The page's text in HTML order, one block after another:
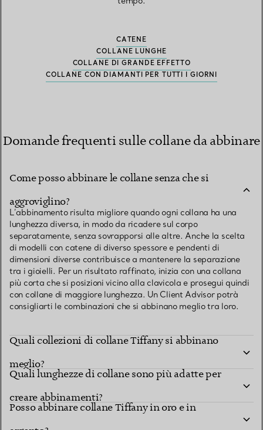
CATENE
COLLANE LUNGHE
COLLANE DI GRANDE EFFETTO
COLLANE CON DIAMANTI PER TUTTI I GIORNI
Domande frequenti sulle collane da abbinare
Come posso abbinare le collane senza che si
aggroviglino?
L’abbinamento risulta migliore quando ogni collana ha una
lunghezza diversa, in modo da ricadere sul corpo
separatamente, senza sovrapporsi alle altre. Anche la scelta
di modelli con catene di diverso spessore e pendenti di
dimensioni diverse contribuisce a mantenere la separazione
tra i gioielli. Per un risultato raffinato, inizia con una collana
più corta che si posizioni vicino alla clavicola e prosegui quindi
con collane di maggiore lunghezza. Un Client Advisor potrà
consigliarti le combinazioni che si abbinano meglio tra loro.
Quali collezioni di collane Tiffany si abbinano
meglio?
Quali lunghezze di collane sono più adatte per
creare abbinamenti?
Posso abbinare collane Tiffany in oro e in